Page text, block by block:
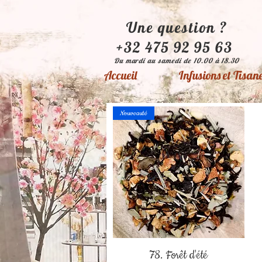
Une question ?
+32 475 92 95 63
Du mardi au samedi de 10.00 à 18.30
Accueil Infusions et
Aperçu rapide
Nouveauté
78. Forêt d'été